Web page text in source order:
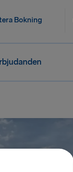
Bokning